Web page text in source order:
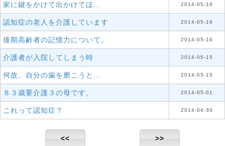
家に鍵をかけて出かけてほ... 2014-05-16
認知症の老人を介護しています 2014-05-16
後期高齢者の記憶力について。 2014-05-16
介護者が入院してしまう時 2014-05-15
何故、自分の歯を磨こうと... 2014-05-15
８３歳要介護３の母です。 2014-05-01
これって認知症？ 2014-04-30
<< >>